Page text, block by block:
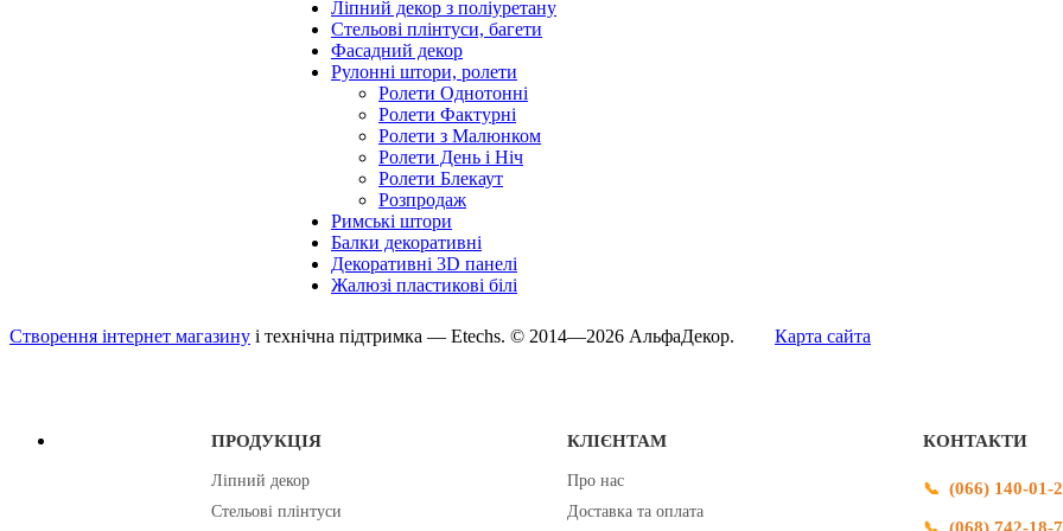
Ліпний декор з поліуретану
Стельові плінтуси, багети
Фасадний декор
Рулонні штори, ролети
Ролети Однотонні
Ролети Фактурні
Ролети з Малюнком
Ролети День і Ніч
Ролети Блекаут
Розпродаж
Римські штори
Балки декоративні
Декоративні 3D панелі
Жалюзі пластикові білі
Створення інтернет магазину і технічна підтримка — Etechs. © 2014—2026 АльфаДекор. Карта сайта
ПРОДУКЦІЯ
Ліпний декор
Стельові плінтуси
КЛІЄНТАМ
Про нас
Доставка та оплата
КОНТАКТИ
(066) 140-01-